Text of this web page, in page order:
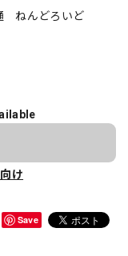
ねんどろいど
け
Save